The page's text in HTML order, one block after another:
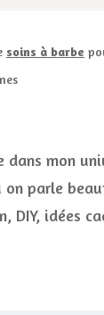
DE
soins à barbe
dans mon
on parle
DIY, idées